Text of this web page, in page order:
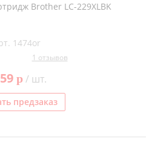
Brother LC-229XLBK
1474or
1 отзывов
p/ шт.
предзаказ